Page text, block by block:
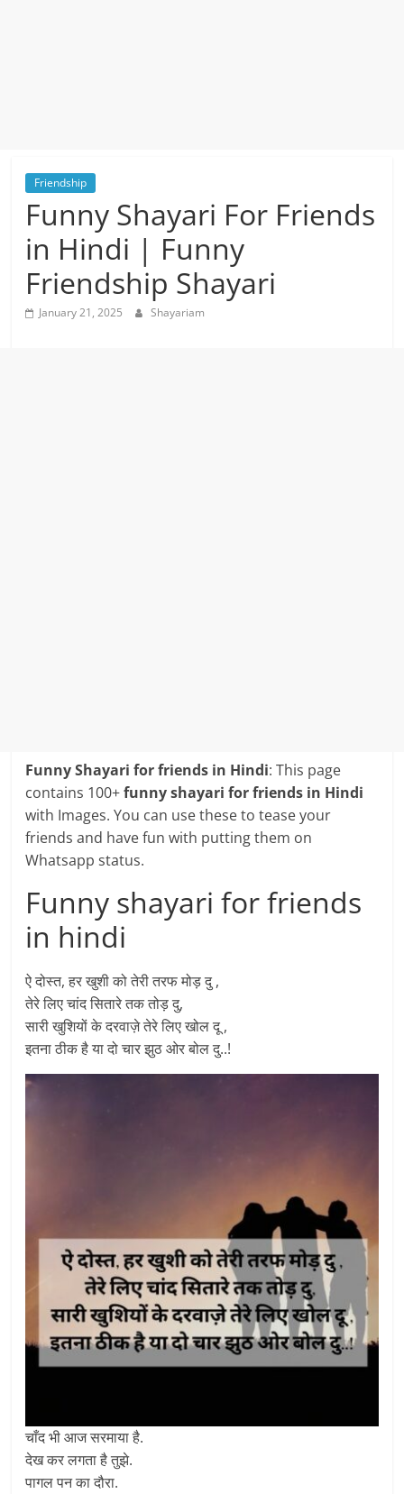
Friendship
Funny Shayari For Friends
in Hindi | Funny
Friendship Shayari
January 21, 2025 Shayariam
Funny Shayari for friends in Hindi: This page
contains 100+funny shayari for friends in Hindi
with Images. You can use these to tease your
friends and have fun with putting them on
Whatsapp status.
Funny shayari for friends
in hindi
ऐ दोस्त, हर खुशी को तेरी तरफ मोड़ दु ,
तेरे लिए चांद सितारे तक तोड़ दु,
सारी खुशियों के दरवाज़े तेरे लिए खोल दू ,
इतना ठीक है या दो चार झुठ ओर बोल दु..!
चाँद भी आज सरमाया है.
देख कर लगता है तुझे.
पागल पन का दौरा.